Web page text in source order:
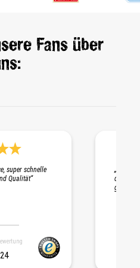
Fans über
super schnelle
Qualität“
die
gepackt.